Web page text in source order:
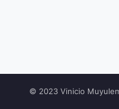
© 2023 Vinicio